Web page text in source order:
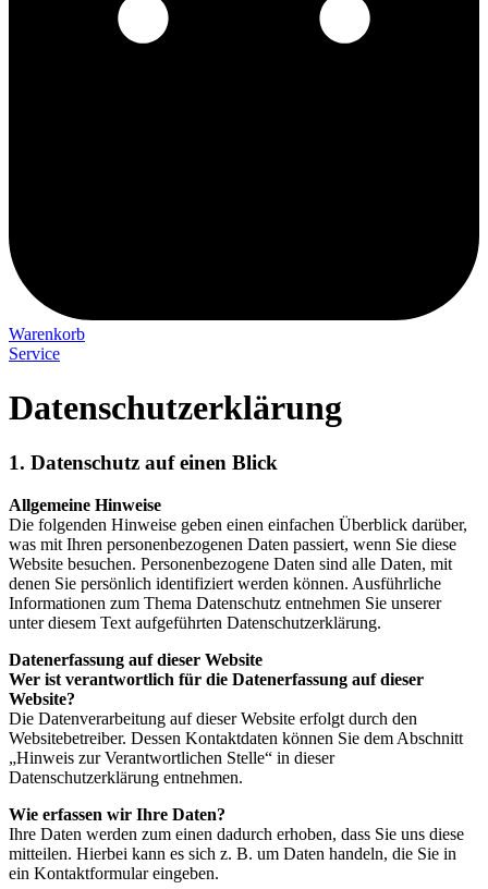
Warenkorb
Service
Datenschutzerklärung
1. Datenschutz auf einen Blick
Allgemeine Hinweise
Die folgenden Hinweise geben einen einfachen Überblick darüber,
was mit Ihren personenbezogenen Daten passiert, wenn Sie diese
Website besuchen. Personenbezogene Daten sind alle Daten, mit
denen Sie persönlich identifiziert werden können. Ausführliche
Informationen zum Thema Datenschutz entnehmen Sie unserer
unter diesem Text aufgeführten Datenschutzerklärung.
Datenerfassung auf dieser Website
Wer ist verantwortlich für die Datenerfassung auf dieser
Website?
Die Datenverarbeitung auf dieser Website erfolgt durch den
Websitebetreiber. Dessen Kontaktdaten können Sie dem Abschnitt
„Hinweis zur Verantwortlichen Stelle“ in dieser
Datenschutzerklärung entnehmen.
Wie erfassen wir Ihre Daten?
Ihre Daten werden zum einen dadurch erhoben, dass Sie uns diese
mitteilen. Hierbei kann es sich z. B. um Daten handeln, die Sie in
ein Kontaktformular eingeben.